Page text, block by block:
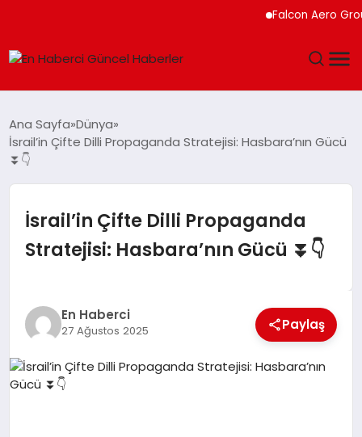
Falcon Aero Group,
SPOR
DÜNYA
EKONOMI
Ana Sayfa Dünya
İsrail’in Çifte Dilli Propaganda Stratejisi: Hasbara’nın Gücü
⏬👇
İsrail’in Çifte Dilli Propaganda
Stratejisi: Hasbara’nın Gücü ⏬👇
En Haberci
27 Ağustos 2025 Paylaş